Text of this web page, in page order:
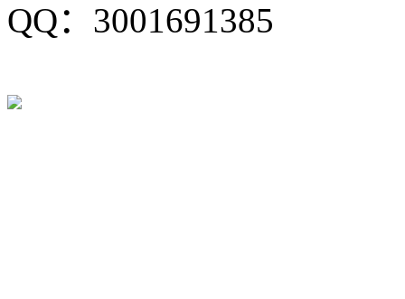
QQ：3001691385